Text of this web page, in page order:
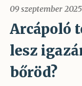
09 szeptember 2025
Arcápoló
lesz
bőröd?